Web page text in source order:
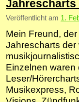
Jahrescharts
Veröffentlicht am 1.
Mein Freund,
Jahrescharts der
Einzelnen waren
Leser/
Musikexpress,